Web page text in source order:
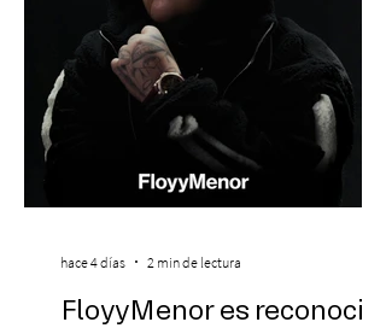
FloyyMenor es reconocido
hace 4 días 2 min de lectura